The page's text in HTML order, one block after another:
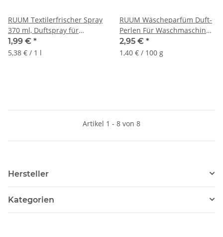
RUUM Textilerfrischer Spray
370 ml, Duftspray für
Kleidung & Textilien
1,99 € *
5,38 € / 1 l
RUUM Wäscheparfüm Duft-
Perlen Für Waschmaschine
210g/Dose
2,95 € *
1,40 € / 100 g
Artikel 1 - 8 von 8
Hersteller
Kategorien